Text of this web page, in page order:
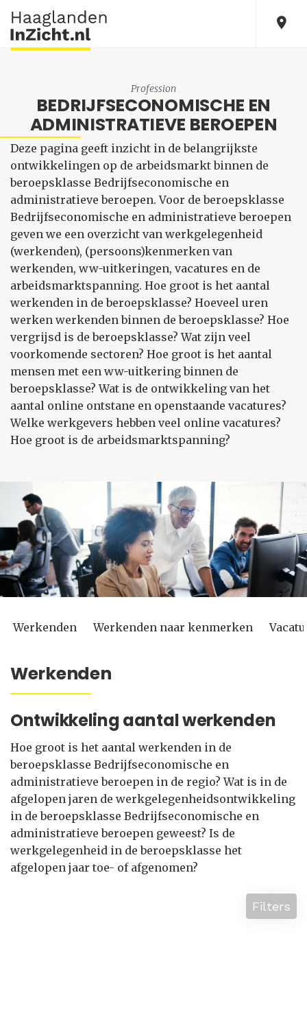
Profession
BEDRIJFSECONOMISCHE EN
ADMINISTRATIEVE BEROEPEN
Deze pagina geeft inzicht in de belangrijkste
ontwikkelingen op de arbeidsmarkt binnen de
beroepsklasse Bedrijfseconomische en
administratieve beroepen. Voor de beroepsklasse
Bedrijfseconomische en administratieve beroepen
geven we een overzicht van werkgelegenheid
(werkenden), (persoons)kenmerken van
werkenden, ww-uitkeringen, vacatures en de
arbeidsmarktspanning. Hoe groot is het aantal
werkenden in de beroepsklasse? Hoeveel uren
werken werkenden binnen de beroepsklasse? Hoe
vergrijsd is de beroepsklasse? Wat zijn veel
voorkomende sectoren? Hoe groot is het aantal
mensen met een ww-uitkering binnen de
beroepsklasse? Wat is de ontwikkeling van het
aantal online ontstane en openstaande vacatures?
Welke werkgevers hebben veel online vacatures?
Hoe groot is de arbeidsmarktspanning?
Werkenden Werkenden naar kenmerken
Werkenden
Ontwikkeling aantal werkenden
Hoe groot is het aantal werkenden in de
beroepsklasse Bedrijfseconomische en
administratieve beroepen in de regio? Wat is in de
afgelopen jaren de werkgelegenheidsontwikkeling
in de beroepsklasse Bedrijfseconomische en
administratieve beroepen geweest? Is de
werkgelegenheid in de beroepsklasse het
afgelopen jaar toe- of afgenomen?
Filters